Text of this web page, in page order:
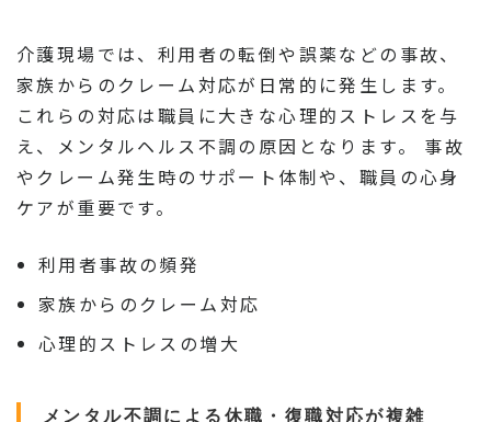
介護現場では、利用者の転倒や誤薬などの事故、
家族からのクレーム対応が日常的に発生します。
これらの対応は職員に大きな心理的ストレスを与
え、メンタルヘルス不調の原因となります。 事故
やクレーム発生時のサポート体制や、職員の心身
ケアが重要です。
利用者事故の頻発
家族からのクレーム対応
心理的ストレスの増大
メンタル不調による休職・復職対応が複雑